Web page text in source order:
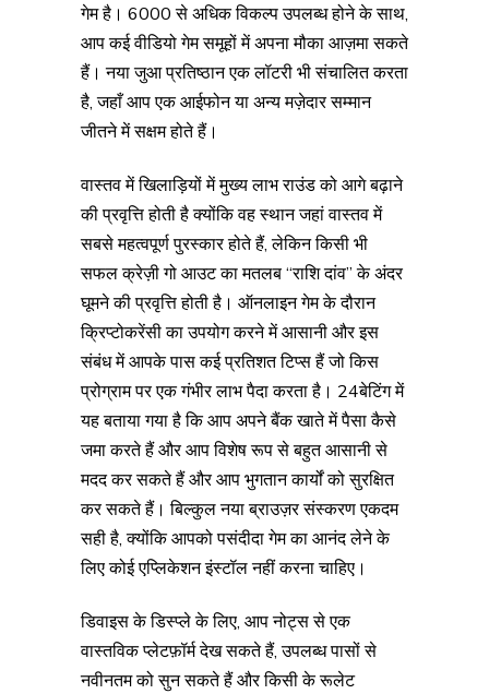
गेम है। 6000 से अधिक विकल्प उपलब्ध होने के साथ,
आप कई वीडियो गेम समूहों में अपना मौका आज़मा सकते
हैं। नया जुआ प्रतिष्ठान एक लॉटरी भी संचालित करता
है, जहाँ आप एक आईफोन या अन्य मज़ेदार सम्मान
जीतने में सक्षम होते हैं।
वास्तव में खिलाड़ियों में मुख्य लाभ राउंड को आगे बढ़ाने
की प्रवृत्ति होती है क्योंकि वह स्थान जहां वास्तव में
सबसे महत्वपूर्ण पुरस्कार होते हैं, लेकिन किसी भी
सफल क्रेज़ी गो आउट का मतलब “राशि दांव” के अंदर
घूमने की प्रवृत्ति होती है। ऑनलाइन गेम के दौरान
क्रिप्टोकरेंसी का उपयोग करने में आसानी और इस
संबंध में आपके पास कई प्रतिशत टिप्स हैं जो किस
प्रोग्राम पर एक गंभीर लाभ पैदा करता है। 24बेटिंग में
यह बताया गया है कि आप अपने बैंक खाते में पैसा कैसे
जमा करते हैं और आप विशेष रूप से बहुत आसानी से
मदद कर सकते हैं और आप भुगतान कार्यों को सुरक्षित
कर सकते हैं। बिल्कुल नया ब्राउज़र संस्करण एकदम
सही है, क्योंकि आपको पसंदीदा गेम का आनंद लेने के
लिए कोई एप्लिकेशन इंस्टॉल नहीं करना चाहिए।
डिवाइस के डिस्प्ले के लिए, आप नोट्स से एक
वास्तविक प्लेटफ़ॉर्म देख सकते हैं, उपलब्ध पासों से
नवीनतम को सुन सकते हैं और किसी के रूलेट